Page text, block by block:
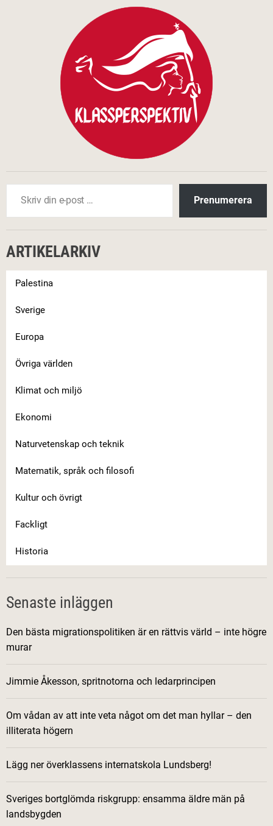
Skriv din e-post …
Prenumerera
ARTIKELARKIV
Palestina
Sverige
Europa
Övriga världen
Klimat och miljö
Ekonomi
Naturvetenskap och teknik
Matematik, språk och filosofi
Kultur och övrigt
Fackligt
Historia
Senaste inläggen
Den bästa migrationspolitiken är en rättvis värld – inte högre
murar
Jimmie Åkesson, spritnotorna och ledarprincipen
Om vådan av att inte veta något om det man hyllar – den
illiterata högern
Lägg ner överklassens internatskola Lundsberg!
Sveriges bortglömda riskgrupp: ensamma äldre män på
landsbygden